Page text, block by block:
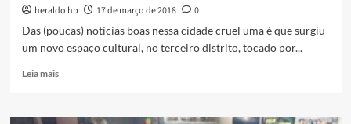
heraldo hb 17 de março de 2018
0
Das (poucas) notícias boas nessa cidade cruel uma é que surgiu
um novo espaço cultural, no terceiro distrito, tocado por...
Leia maisRead
Casa